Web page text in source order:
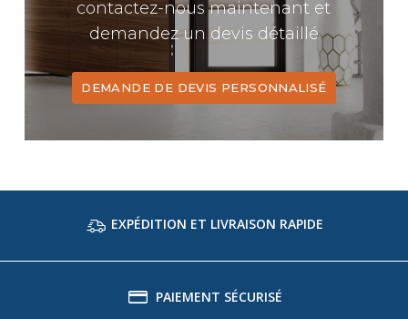
contactez-nous maintenant et
demandez un devis détaillé
DEMANDE DE DEVIS PERSONNALISÉ
EXPÉDITION ET LIVRAISON RAPIDE
PAIEMENT SÉCURISÉ